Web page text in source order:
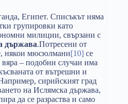
Египет. Списъкът няма
групировки като
милиции, свързани с
държава.Потресени от
някои мюсюлмани[10] се
– подобни случаи има
от вътрешни и
сирийският град
на Ислямска държава,
да се разраства и само